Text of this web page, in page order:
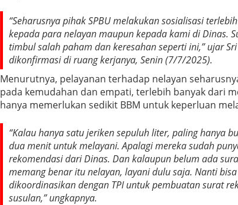
“Seharusnya pihak SPBU melakukan sosialisasi
kepada para nelayan maupun kepada kami di Dinas.
timbul salah paham dan keresahan seperti ini,” ujar
dikonfirmasi di ruang kerjanya, Senin (7/7/2025).
Menurutnya, pelayanan terhadap nelayan
pada kemudahan dan empati, terlebih banyak dari
hanya memerlukan sedikit BBM untuk keperluan
“Kalau hanya satu jeriken sepuluh liter, paling hanya
dua menit untuk melayani. Apalagi mereka sudah
rekomendasi dari Dinas. Dan kalaupun belum ada
memang benar itu nelayan, layani dulu saja. Nanti bisa
dikoordinasikan dengan TPI untuk pembuatan surat
susulan,” ungkapnya.